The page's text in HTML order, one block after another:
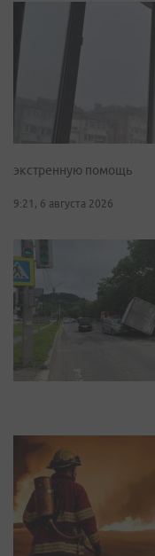
экстренную помощь
9:21, 6 августа 2026